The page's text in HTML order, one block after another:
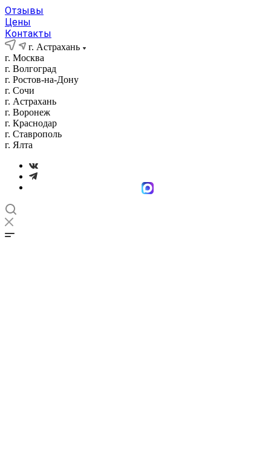
Отзывы
Цены
Контакты
г. Астрахань
г. Москва
г. Волгоград
г. Ростов-на-Дону
г. Сочи
г. Астрахань
г. Воронеж
г. Краснодар
г. Ставрополь
г. Ялта